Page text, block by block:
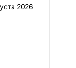
2026